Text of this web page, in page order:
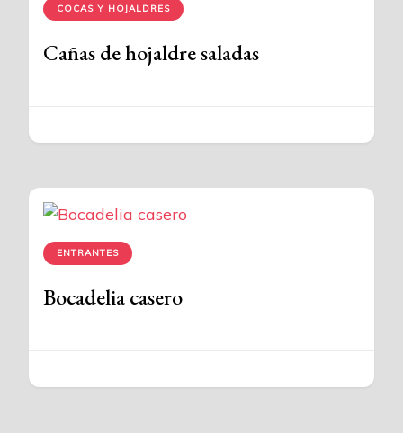
COCAS Y HOJALDRES
Cañas de hojaldre saladas
ENTRANTES
Bocadelia casero